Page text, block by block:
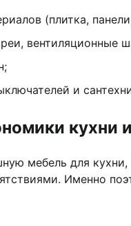
(плитка,
вентиляционные
и
кухни
мебель для кухни,
Именно